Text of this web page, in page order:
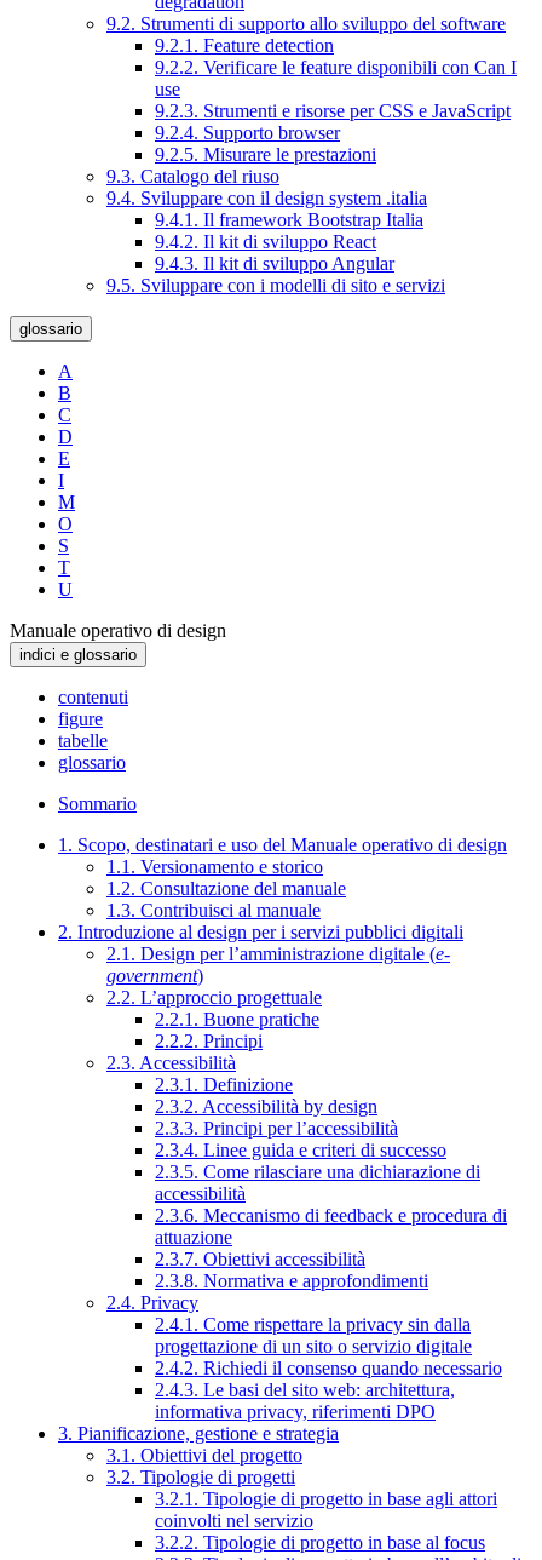
9.2. Strumenti di supporto allo sviluppo del software
9.2.1. Feature detection
9.2.2. Verificare le feature disponibili con Can I
use
9.2.3. Strumenti e risorse per CSS e JavaScript
9.2.4. Supporto browser
9.2.5. Misurare le prestazioni
9.3. Catalogo del riuso
9.4. Sviluppare con il design system .italia
9.4.1. Il framework Bootstrap Italia
9.4.2. Il kit di sviluppo React
9.4.3. Il kit di sviluppo Angular
9.5. Sviluppare con i modelli di sito e servizi
glossario
A
B
C
D
E
I
M
O
S
T
U
Manuale operativo di design
indici e glossario
contenuti
figure
tabelle
glossario
Sommario
1. Scopo, destinatari e uso del Manuale operativo di design
1.1. Versionamento e storico
1.2. Consultazione del manuale
1.3. Contribuisci al manuale
2. Introduzione al design per i servizi pubblici digitali
2.1. Design per l’amministrazione digitale (e-
government)
2.2. L’approccio progettuale
2.2.1. Buone pratiche
2.2.2. Principi
2.3. Accessibilità
2.3.1. Definizione
2.3.2. Accessibilità by design
2.3.3. Principi per l’accessibilità
2.3.4. Linee guida e criteri di successo
2.3.5. Come rilasciare una dichiarazione di
accessibilità
2.3.6. Meccanismo di feedback e procedura di
attuazione
2.3.7. Obiettivi accessibilità
2.3.8. Normativa e approfondimenti
2.4. Privacy
2.4.1. Come rispettare la privacy sin dalla
progettazione di un sito o servizio digitale
2.4.2. Richiedi il consenso quando necessario
2.4.3. Le basi del sito web: architettura,
informativa privacy, riferimenti DPO
3. Pianificazione, gestione e strategia
3.1. Obiettivi del progetto
3.2. Tipologie di progetti
3.2.1. Tipologie di progetto in base agli attori
coinvolti nel servizio
3.2.2. Tipologie di progetto in base al focus